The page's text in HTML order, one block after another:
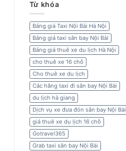
Từ khóa
Bảng giá Taxi Nội Bài Hà Nội
Bảng giá taxi sân bay Nội Bài
Bảng giá thuê xe du lịch Hà Nội
cho thuê xe 16 chỗ
Cho thuê xe du lịch
Các hãng taxi đi sân bay Nội Bài
du lịch hà giang
Dịch vụ xe đưa đón sân bay Nội Bài
giá thuê xe du lịch 16 chỗ
Gotravel365
Grab taxi sân bay Nội Bài